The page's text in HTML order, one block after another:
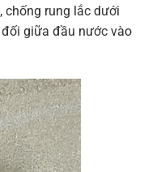
chống rung lắc dưới
giữa đầu nước vào